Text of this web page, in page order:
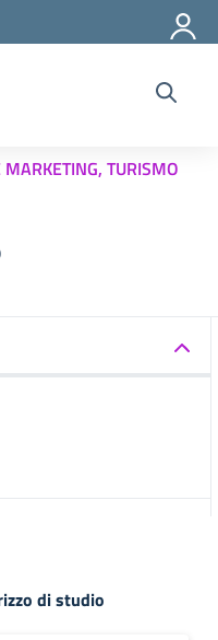
TURISMO
di studio